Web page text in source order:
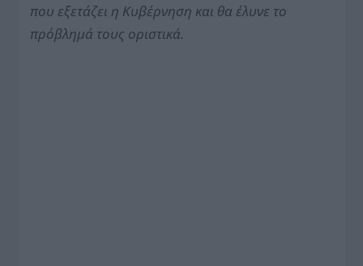
που εξετάζει η Κυβέρνηση και θα έλυνε το
πρόβλημά τους οριστικά.